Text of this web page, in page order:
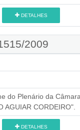
DETALHES
2009
do Plenário da
AGUIAR CORDEIRO".
DETALHES